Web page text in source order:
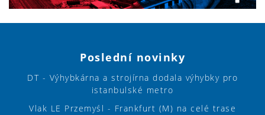
Poslední novinky
DT - Výhybkárna a strojírna dodala výhybky pro
istanbulské metro
Vlak LE Przemyśl - Frankfurt (M) na celé trase